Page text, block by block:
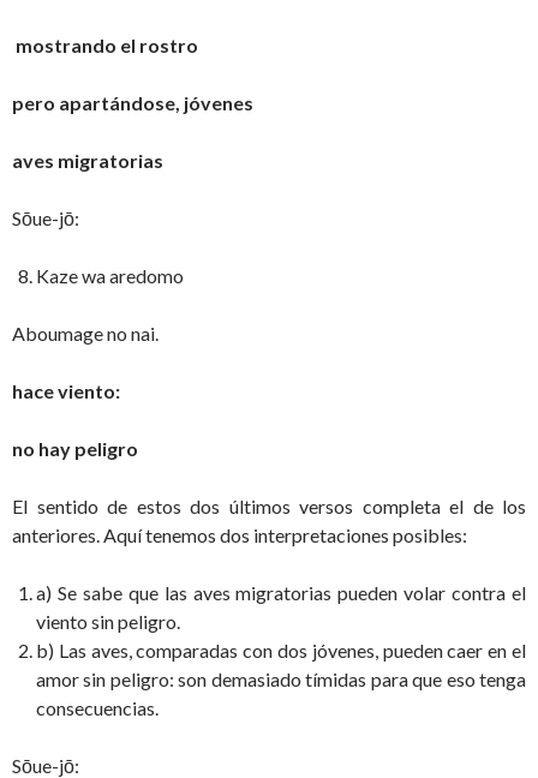
mostrando el rostro
pero apartándose, jóvenes
aves migratorias
Sōue-jō:
Kaze wa aredomo
Aboumage no nai.
hace viento:
no hay peligro
El sentido de estos dos últimos versos completa el de los
anteriores. Aquí tenemos dos interpretaciones posibles:
a) Se sabe que las aves migratorias pueden volar contra el
viento sin peligro.
b) Las aves, comparadas con dos jóvenes, pueden caer en el
amor sin peligro: son demasiado tímidas para que eso tenga
consecuencias.
Sōue-jō: